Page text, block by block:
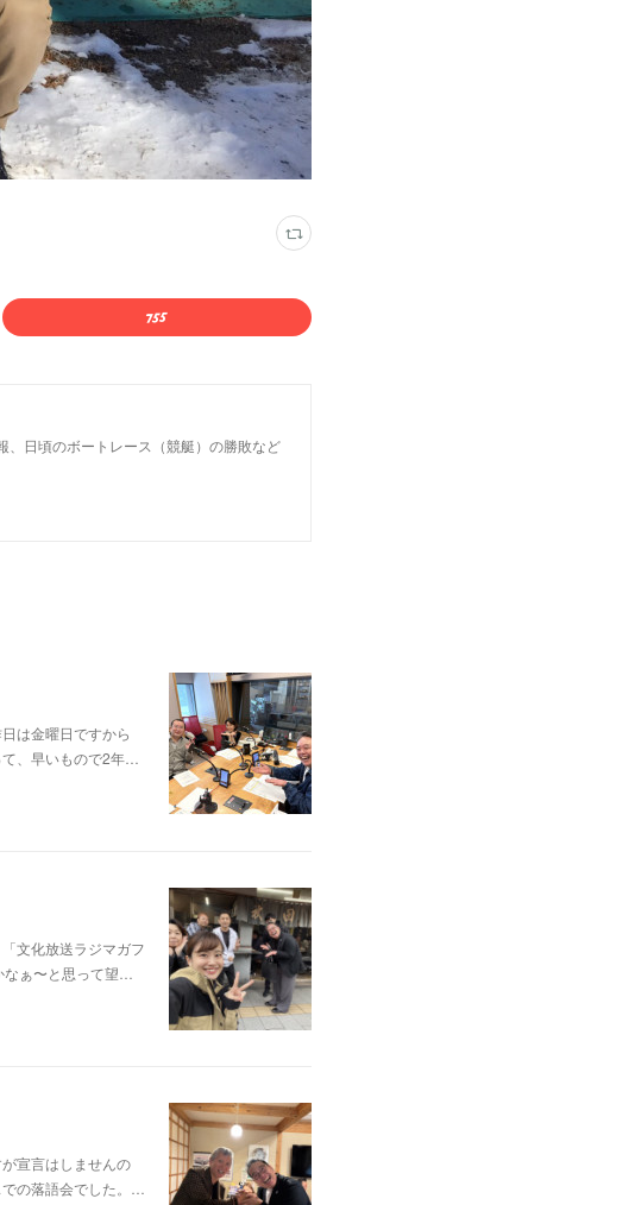
日頃のボートレース（競艇）の勝敗など
は金曜日ですから
、早いもので2年…
文化放送ラジマガフ
ぁ〜と思って望…
宣言はしませんの
の落語会でした。…